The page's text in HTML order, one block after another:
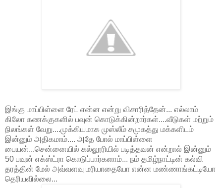
இங்கு மாப்பிள்ளை ரேட் என்ன என்று விசாரித்தேன்... எல்லாம்
கிலோ கணக்குகளில் பவுன் கொடுக்கின்றார்கள்....வீடுகள் மற்றும்
நிலங்கள் வேறு....முக்கியமாக முஸ்லீம் சமுகத்து மக்களிடம்
இன்னும் அதிகமாம்.... அதே போல் மாப்பிள்ளை
பையன்...சென்னையில் கல்லூரியில் படித்தவன் என்றால் இன்னும்
50 பவுன் எக்ஸ்ட்ரா கொடுப்பார்களாம்... நம் தமிழ்நாட்டின் கல்வி
தரத்தின் மேல் அவ்வளவு மரியாதையோ என்ன மண்ணாங்கட்டியோ
தெரியவில்லை...